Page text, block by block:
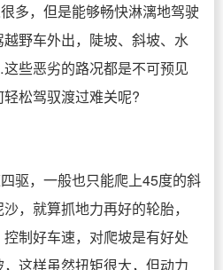
多，但是能够畅快淋漓地驾驶
野车外出，陡坡、斜坡、水
些恶劣的路况都是不可预见
松驾驭渡过难关呢?
驱，一般也只能爬上45度的斜
，就算抓地力再好的轮胎，
制好车速，对爬坡是有好处
这样虽然扭矩很大，但动力